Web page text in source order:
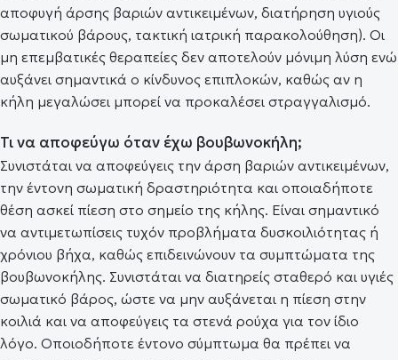
αποφυγή άρσης βαριών αντικειμένων, διατήρηση υγιούς
σωματικού βάρους, τακτική ιατρική παρακολούθηση). Οι
μη επεμβατικές θεραπείες δεν αποτελούν μόνιμη λύση ενώ
αυξάνει σημαντικά ο κίνδυνος επιπλοκών, καθώς αν η
κήλη μεγαλώσει μπορεί να προκαλέσει στραγγαλισμό.
Τι να αποφεύγω όταν έχω βουβωνοκήλη;
Συνιστάται να αποφεύγεις την άρση βαριών αντικειμένων,
την έντονη σωματική δραστηριότητα και οποιαδήποτε
θέση ασκεί πίεση στο σημείο της κήλης. Είναι σημαντικό
να αντιμετωπίσεις τυχόν προβλήματα δυσκοιλιότητας ή
χρόνιου βήχα, καθώς επιδεινώνουν τα συμπτώματα της
βουβωνοκήλης. Συνιστάται να διατηρείς σταθερό και υγιές
σωματικό βάρος, ώστε να μην αυξάνεται η πίεση στην
κοιλιά και να αποφεύγεις τα στενά ρούχα για τον ίδιο
λόγο. Οποιοδήποτε έντονο σύμπτωμα θα πρέπει να